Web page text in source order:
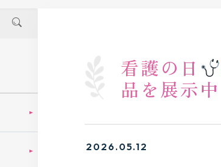
看護の日
品を展示中
2026.05.12